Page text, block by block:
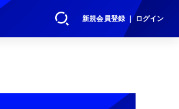
新規会員登録 ｜ ログイン